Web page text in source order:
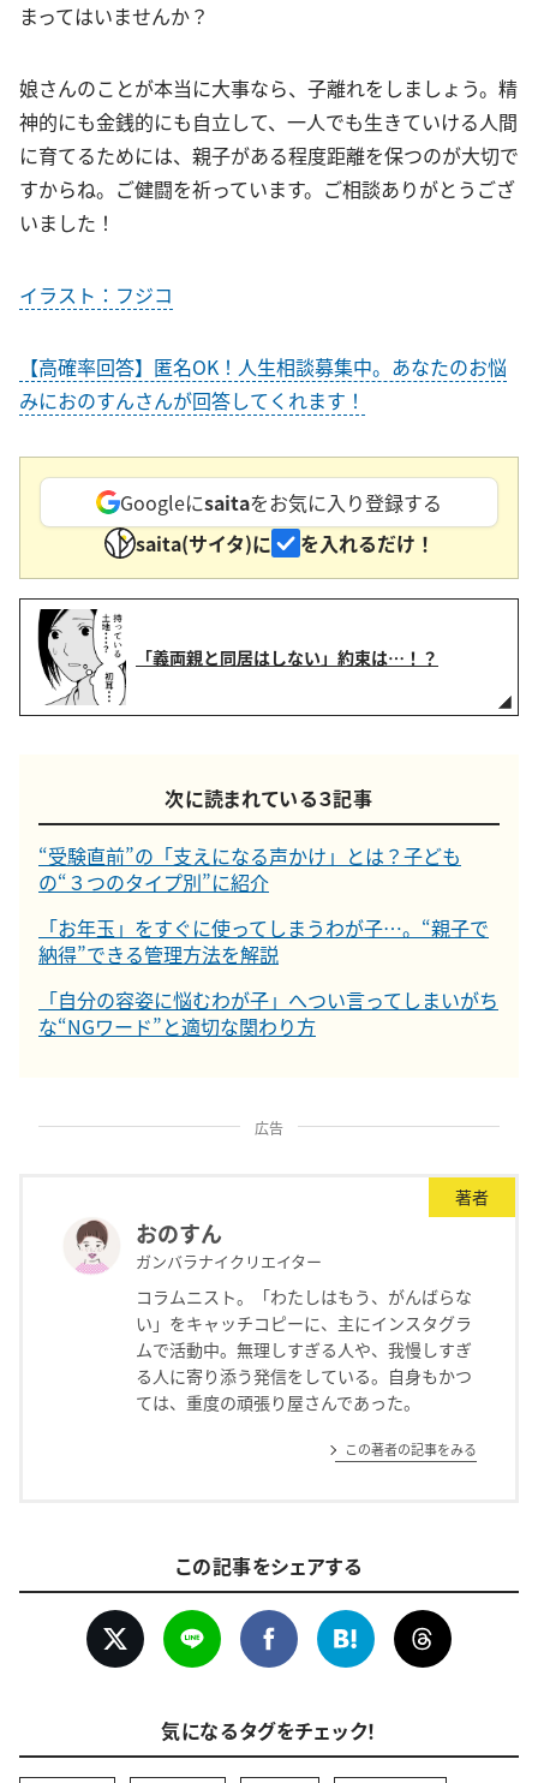
まってはいませんか？
娘さんのことが本当に大事なら、子離れをしましょう。精
神的にも金銭的にも自立して、一人でも生きていける人間
に育てるためには、親子がある程度距離を保つのが大切で
すからね。ご健闘を祈っています。ご相談ありがとうござ
いました！
イラスト：フジコ
【高確率回答】匿名OK！人生相談募集中。あなたのお悩
みにおのすんさんが回答してくれます！
Googleにsaitaをお気に入り登録する
saita(サイタ)に
を入れるだけ！
「義両親と同居はしない」約束は…！？
次に読まれている３記事
“受験直前”の「支えになる声かけ」とは？子ども
の“３つのタイプ別”に紹介
「お年玉」をすぐに使ってしまうわが子…。“親子で
納得”できる管理方法を解説
「自分の容姿に悩むわが子」へつい言ってしまいがち
な“NGワード”と適切な関わり方
広告
著者
おのすん
ガンバラナイクリエイター
コラムニスト。「わたしはもう、がんばらな
い」をキャッチコピーに、主にインスタグラ
ムで活動中。無理しすぎる人や、我慢しすぎ
る人に寄り添う発信をしている。自身もかつ
ては、重度の頑張り屋さんであった。
この著者の記事をみる
この記事をシェアする
気になるタグをチェック！